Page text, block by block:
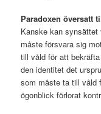
Paradoxen översatt
Kanske kan synsättet
måste försvara sig
till våld för att
den identitet det
som måste ta till våld
ögonblick förlorat